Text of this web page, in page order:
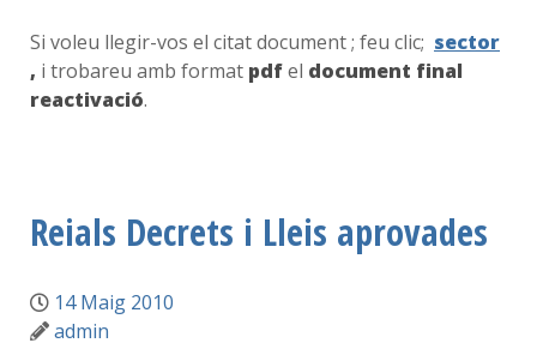
Si voleu llegir-vos el citat document ; feu clic; sector
, i trobareu amb format pdfel document final
reactivació.
Reials Decrets i Lleis aprovades
14 Maig 2010
admin